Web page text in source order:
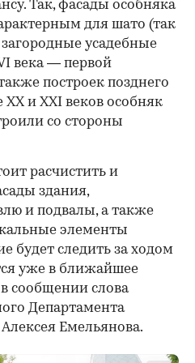
Так, фасады особняка
для шато (так
усадебные
века — первой
построек позднего
и XXI веков особняк
со стороны
расчистить и
здания,
и подвалы, а также
элементы
будет следить за ходом
уже в ближайшее
сообщении слова
Департамента
Емельянова.